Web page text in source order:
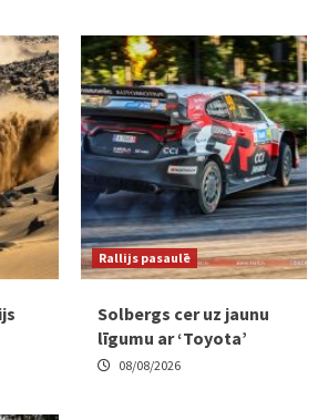
Rallijs pasaulē
Solbergs cer uz jaunu
līgumu ar ‘Toyota’
08/08/2026